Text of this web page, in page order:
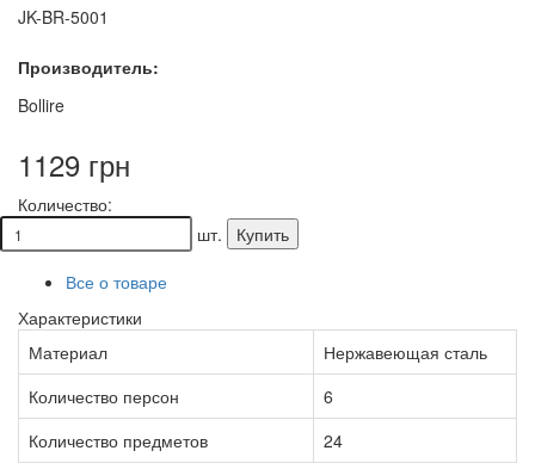
JK-BR-5001
Производитель:
Bollire
1129 грн
Количество:
шт.
Купить
Все о товаре
Характеристики
Материал
Нержавеющая сталь
Количество персон
6
Количество предметов
24